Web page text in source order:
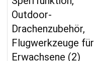
Outdoor-
Drachenzubehör,
Flugwerkzeuge für
Erwachsene (2)